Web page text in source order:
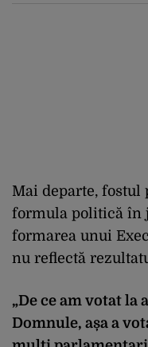
Mai departe,
formula politică în
formarea unui
nu reflectă
„De ce am votat la
Domnule, așa a